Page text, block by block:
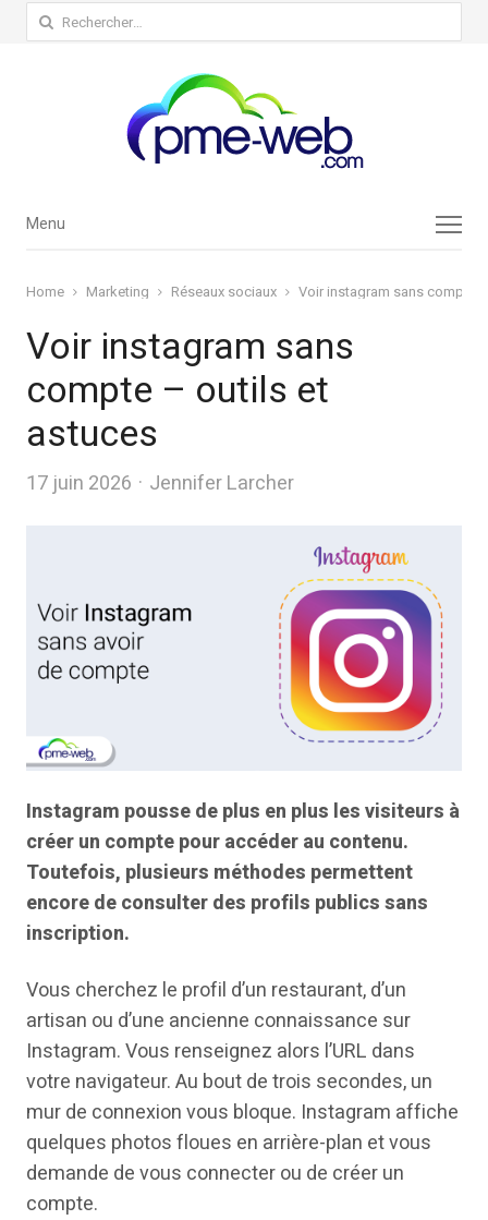
Rechercher :
Menu
Menu
Home Marketing Réseaux sociaux Voir instagram sans compte
Voir instagram sans
compte – outils et
astuces
17 juin 2026 Author
Jennifer Larcher
Instagram pousse de plus en plus les visiteurs à
créer un compte pour accéder au contenu.
Toutefois, plusieurs méthodes permettent
encore de consulter des profils publics sans
inscription.
Vous cherchez le profil d’un restaurant, d’un
artisan ou d’une ancienne connaissance sur
Instagram. Vous renseignez alors l’URL dans
votre navigateur. Au bout de trois secondes, un
mur de connexion vous bloque. Instagram affiche
quelques photos floues en arrière-plan et vous
demande de vous connecter ou de créer un
compte.